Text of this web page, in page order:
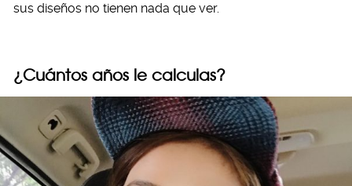
sus diseños no tienen nada que ver.
¿Cuántos años le calculas?